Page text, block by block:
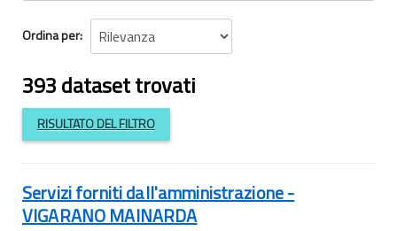
Ordina per
393 dataset trovati
RISULTATO DEL FILTRO
Servizi forniti dall'amministrazione -
VIGARANO MAINARDA